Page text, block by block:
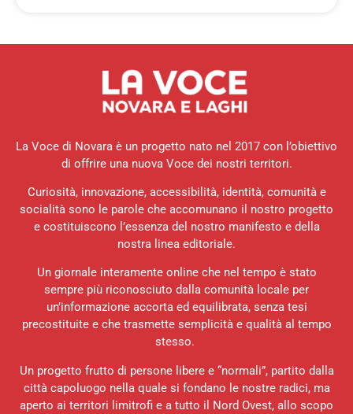
La Voce di Novara è un progetto nato nel 2017 con l’obiettivo
di offrire una nuova Voce dei nostri territori.
Curiosità, innovazione, accessibilità, identità, comunità e
socialità sono le parole che accomunano il nostro progetto
e costituiscono l’essenza del nostro manifesto e della
nostra linea editoriale.
Un giornale interamente online che nel tempo è stato
sempre più riconosciuto dalla comunità locale per
un’informazione accorta ed equilibrata, senza tesi
precostituite e che trasmette semplicità e qualità al tempo
stesso.
Un progetto frutto di persone libere e “normali”, partito dalla
città capoluogo nella quale si fondano le nostre radici, ma
aperto ai territori limitrofi e a tutto il Nord Ovest, allo scopo